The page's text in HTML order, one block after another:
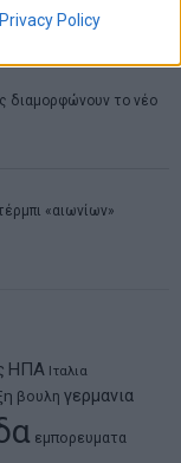
Privacy Policy
διαμορφώνουν το νέο
«αιωνίων»
ΗΠΑ Ιταλια
βουλη γερμανια
εμπορευματα